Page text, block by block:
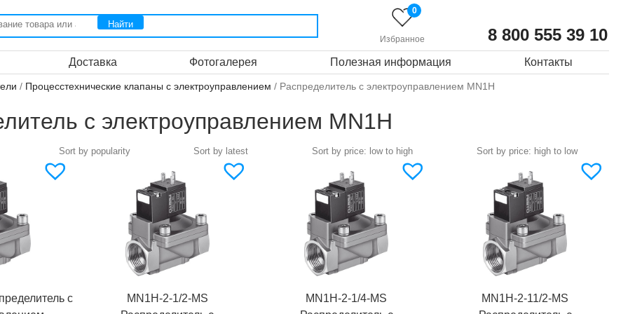
Избранное
0
8 800 555 39 10
Доставка Фотогалерея Полезная информация Контакты
/ Процесстехнические клапаны с электроуправлением / Распределитель с электроуправлением MN1H
с электроуправлением MN1H
с
MN1H-2-1/2-MS
MN1H-2-1/4-MS
MN1H-2-11/2-MS